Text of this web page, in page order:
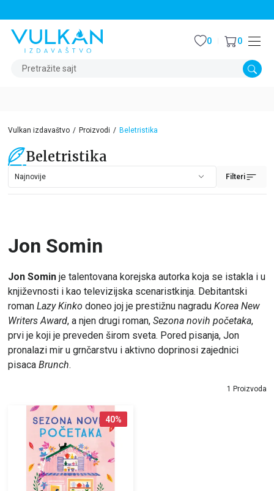
Pretražite sajt
0 0
Vulkan izdavaštvo Proizvodi Beletristika
Beletristika
Filteri
Jon Somin
Jon Somin je talentovana korejska autorka koja se istakla i u
književnosti i kao televizijska scenaristkinja. Debitantski
roman Lazy Kinko donеo joj je prestižnu nagradu Korea New
Writers Award, a njen drugi roman, Sezona novih početaka,
prvi je koji je preveden širom sveta. Pored pisanja, Jon
pronalazi mir u grnčarstvu i aktivno doprinosi zajednici
pisaca Brunch.
1 Proizvoda
40%